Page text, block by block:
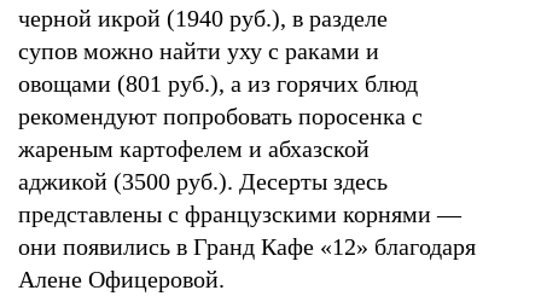
черной икрой (1940 руб.), в разделе
супов можно найти уху с раками и
овощами (801 руб.), а из горячих блюд
рекомендуют попробовать поросенка с
жареным картофелем и абхазской
аджикой (3500 руб.). Десерты здесь
представлены с французскими корнями —
они появились в Гранд Кафе «12» благодаря
Алене Офицеровой.